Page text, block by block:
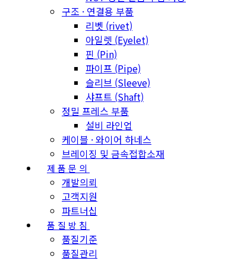
구조 · 연결용 부품
리벳 (rivet)
아일렛 (Eyelet)
핀 (Pin)
파이프 (Pipe)
슬리브 (Sleeve)
샤프트 (Shaft)
정밀 프레스 부품
설비 라인업
케이블 · 와이어 하네스
브레이징 및 금속접합소재
제품문의
개발의뢰
고객지원
파트너십
품질방침
품질기준
품질관리